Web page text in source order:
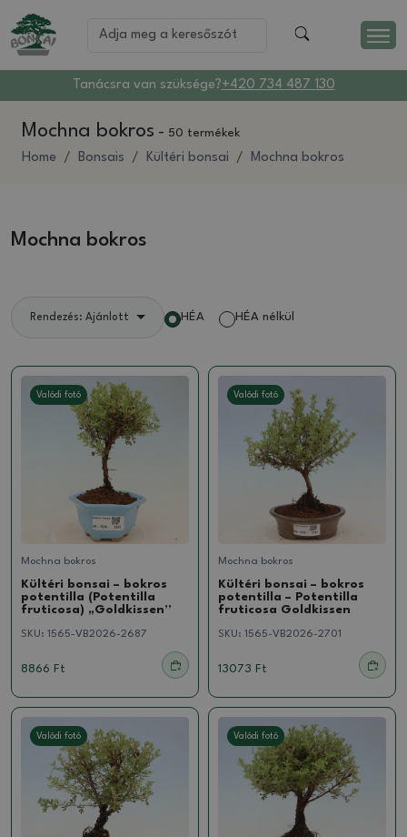
Tanácsra van szüksége?+420 734 487 130
Mochna bokros - 50 termékek
Home Bonsais Kültéri bonsai Mochna bokros
Mochna bokros
Rendezés: Ajánlott HÉA HÉA nélkül
Valódi fotó
Mochna bokros
Kültéri bonsai – bokros
potentilla (Potentilla
fruticosa) „Goldkissen”
SKU: 1565-VB2026-2687
8866 Ft
Valódi fotó
Mochna bokros
Kültéri bonsai – bokros
potentilla – Potentilla
fruticosa Goldkissen
SKU: 1565-VB2026-2701
13073 Ft
Valódi fotó Valódi fotó